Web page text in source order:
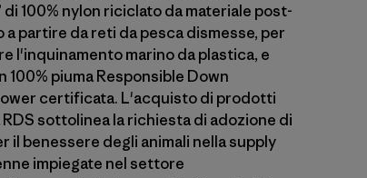
100% nylon riciclato da materiale post-
partire da reti da pesca dismesse, per
l'inquinamento marino da plastica, e
piuma Responsible Down
certificata. L'acquisto di prodotti
sottolinea la richiesta di adozione di
il benessere degli animali nella supply
impiegate nel settore